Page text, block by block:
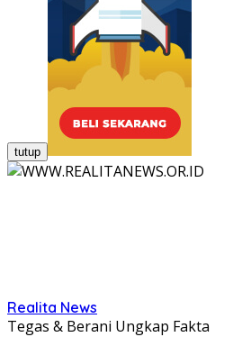
tutup
Realita News
Tegas & Berani Ungkap Fakta